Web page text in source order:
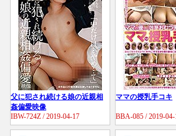
父に犯され続ける娘の近親相
姦偏愛映像
IBW-724Z / 2019-04-17
ママの授乳手コキ
BBA-085 / 2019-04-